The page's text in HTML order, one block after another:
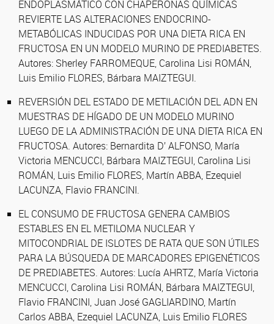
ENDOPLASMÁTICO CON CHAPERONAS QUÍMICAS
REVIERTE LAS ALTERACIONES ENDOCRINO-
METABÓLICAS INDUCIDAS POR UNA DIETA RICA EN
FRUCTOSA EN UN MODELO MURINO DE PREDIABETES.
Autores: Sherley FARROMEQUE, Carolina Lisi ROMÁN,
Luis Emilio FLORES, Bárbara MAIZTEGUI.
REVERSIÓN DEL ESTADO DE METILACIÓN DEL ADN EN
MUESTRAS DE HÍGADO DE UN MODELO MURINO
LUEGO DE LA ADMINISTRACIÓN DE UNA DIETA RICA EN
FRUCTOSA. Autores: Bernardita D’ ALFONSO, María
Victoria MENCUCCI, Bárbara MAIZTEGUI, Carolina Lisi
ROMÁN, Luis Emilio FLORES, Martín ABBA, Ezequiel
LACUNZA, Flavio FRANCINI.
EL CONSUMO DE FRUCTOSA GENERA CAMBIOS
ESTABLES EN EL METILOMA NUCLEAR Y
MITOCONDRIAL DE ISLOTES DE RATA QUE SON ÚTILES
PARA LA BÚSQUEDA DE MARCADORES EPIGENÉTICOS
DE PREDIABETES. Autores: Lucía AHRTZ, María Victoria
MENCUCCI, Carolina Lisi ROMÁN, Bárbara MAIZTEGUI,
Flavio FRANCINI, Juan José GAGLIARDINO, Martín
Carlos ABBA, Ezequiel LACUNZA, Luis Emilio FLORES